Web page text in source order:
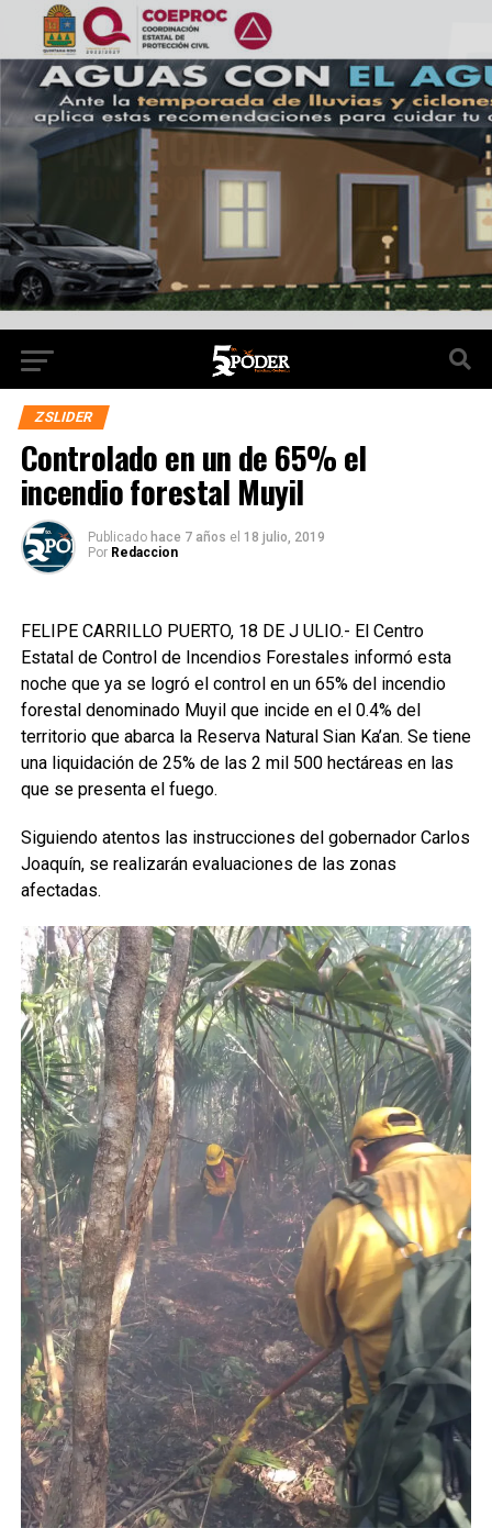
ZSLIDER
Controlado en un de 65% el
incendio forestal Muyil
Publicado hace 7 años el 18 julio, 2019
Por Redaccion
FELIPE CARRILLO PUERTO, 18 DE J ULIO.- El Centro
Estatal de Control de Incendios Forestales informó esta
noche que ya se logró el control en un 65% del incendio
forestal denominado Muyil que incide en el 0.4% del
territorio que abarca la Reserva Natural Sian Ka’an. Se tiene
una liquidación de 25% de las 2 mil 500 hectáreas en las
que se presenta el fuego.
Siguiendo atentos las instrucciones del gobernador Carlos
Joaquín, se realizarán evaluaciones de las zonas
afectadas.